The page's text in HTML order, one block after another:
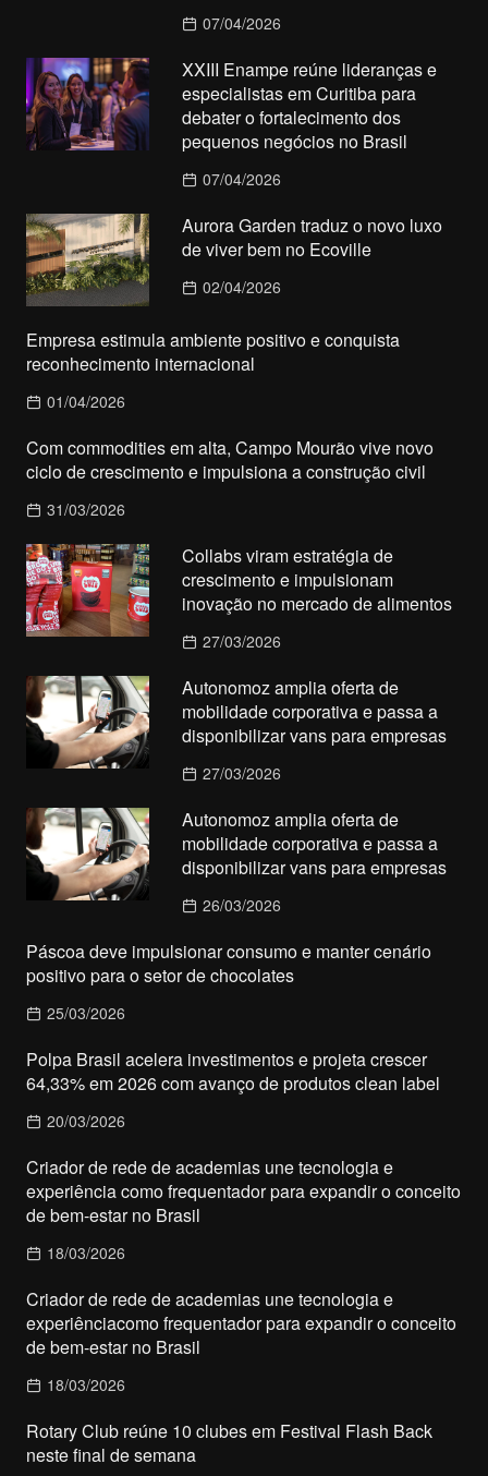
07/04/2026
XXIII Enampe reúne lideranças e
especialistas em Curitiba para
debater o fortalecimento dos
pequenos negócios no Brasil
07/04/2026
Aurora Garden traduz o novo luxo
de viver bem no Ecoville
02/04/2026
Empresa estimula ambiente positivo e conquista
reconhecimento internacional
01/04/2026
Com commodities em alta, Campo Mourão vive novo
ciclo de crescimento e impulsiona a construção civil
31/03/2026
Collabs viram estratégia de
crescimento e impulsionam
inovação no mercado de alimentos
27/03/2026
Autonomoz amplia oferta de
mobilidade corporativa e passa a
disponibilizar vans para empresas
27/03/2026
Autonomoz amplia oferta de
mobilidade corporativa e passa a
disponibilizar vans para empresas
26/03/2026
Páscoa deve impulsionar consumo e manter cenário
positivo para o setor de chocolates
25/03/2026
Polpa Brasil acelera investimentos e projeta crescer
64,33% em 2026 com avanço de produtos clean label
20/03/2026
Criador de rede de academias une tecnologia e
experiência como frequentador para expandir o conceito
de bem-estar no Brasil
18/03/2026
Criador de rede de academias une tecnologia e
experiênciacomo frequentador para expandir o conceito
de bem-estar no Brasil
18/03/2026
Rotary Club reúne 10 clubes em Festival Flash Back
neste final de semana